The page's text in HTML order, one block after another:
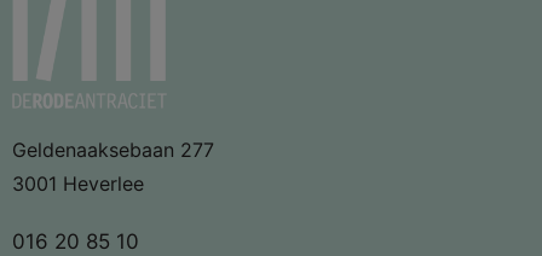
Geldenaaksebaan 277
3001 Heverlee
016 20 85 10